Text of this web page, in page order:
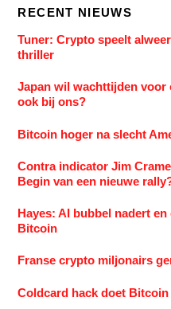
RECENT NIEUWS
Tuner: Crypto speelt
thriller
Japan wil wachttijden
ook bij ons?
Bitcoin hoger na slecht
Contra indicator Jim
Begin van een nieuwe
Hayes: AI bubbel nadert
Bitcoin
Franse crypto miljonairs
Coldcard hack doet